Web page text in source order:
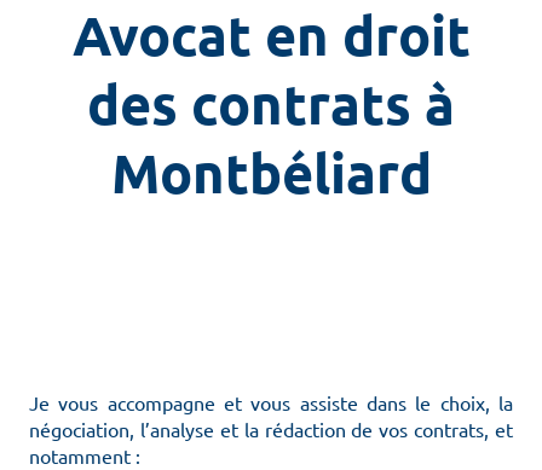
Avocat en droit
des contrats à
Montbéliard
Je vous accompagne et vous assiste dans le choix, la
négociation, l’analyse et la rédaction de vos contrats, et
notamment :